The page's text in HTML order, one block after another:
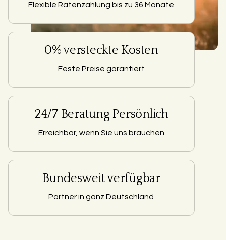
Flexible Ratenzahlung bis zu 36 Monate
0% versteckte Kosten
Feste Preise garantiert
24/7 Beratung Persönlich
Erreichbar, wenn Sie uns brauchen
Bundesweit verfügbar
Partner in ganz Deutschland